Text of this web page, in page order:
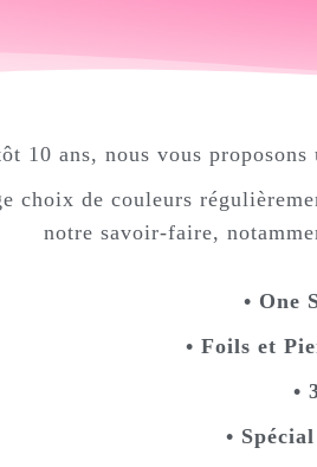
10 ans, nous vous
choix de couleurs
notre savoir-faire,
• One
• Foils et
•
•